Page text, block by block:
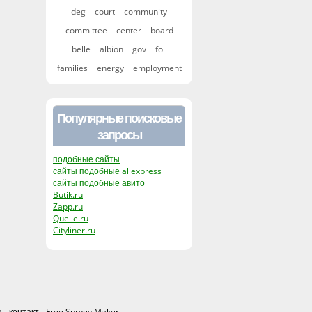
deg court
community
committee
center
board
belle
albion gov
foil
families
energy employment
Популярные поисковые
запросы
подобные сайты
сайты подобные aliexpress
сайты подобные авито
Butik.ru
Zapp.ru
Quelle.ru
Cityliner.ru